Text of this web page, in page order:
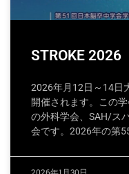
STROKE 2026
2026年月12日～14日
開催されます。この
の外科学会、SAH/ス
会です。2026年の第